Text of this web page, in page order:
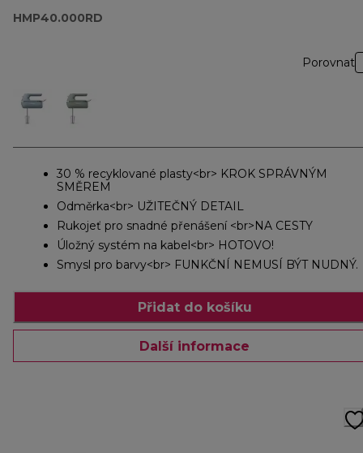
HMP40.000RD
Porovnat
30 % recyklované plasty<br> KROK SPRÁVNÝM
SMĚREM
Odměrka<br> UŽITEČNÝ DETAIL
Rukojeť pro snadné přenášení <br>NA CESTY
Úložný systém na kabel<br> HOTOVO!
Smysl pro barvy<br> FUNKČNÍ NEMUSÍ BÝT NUDNÝ.
Přidat do košíku
Další informace